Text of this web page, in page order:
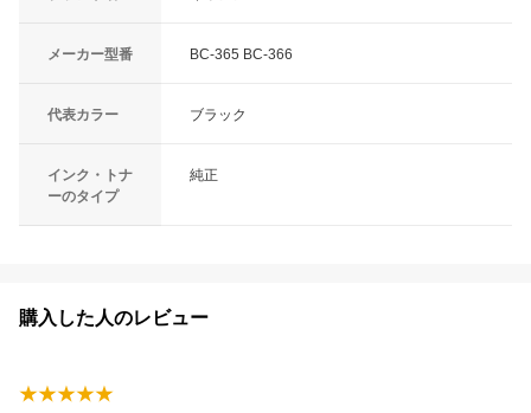
メーカー型番 BC-365 BC-366
代表カラー ブラック
インク・トナ
ーのタイプ
純正
購入した人のレビュー